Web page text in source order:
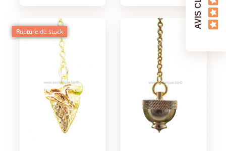
Rupture de stock